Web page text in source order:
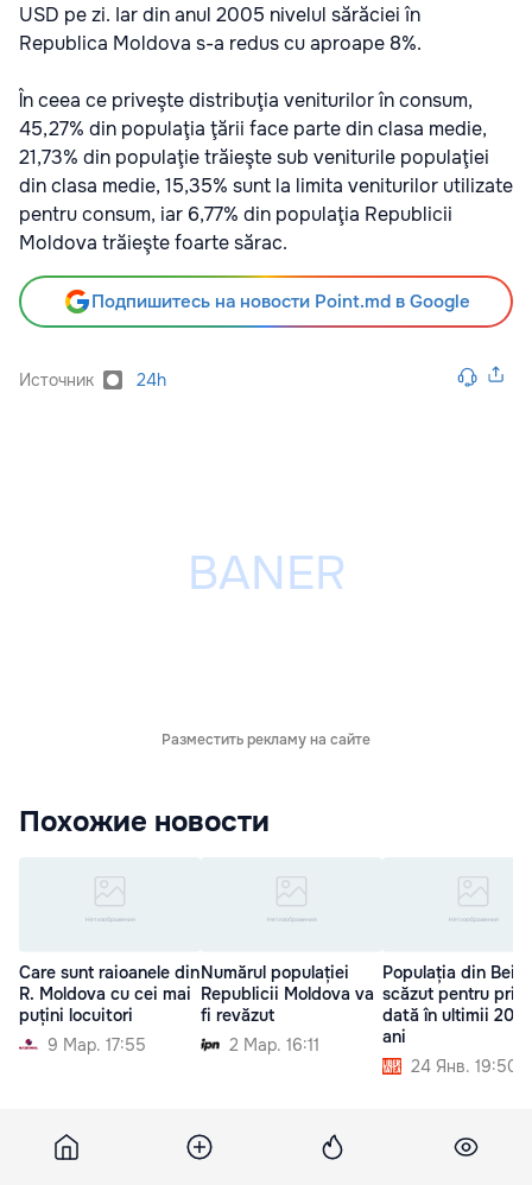
USD pe zi. Iar din anul 2005 nivelul sărăciei în
Republica Moldova s-a redus cu aproape 8%.
În ceea ce priveşte distribuţia veniturilor în consum,
45,27% din populaţia ţării face parte din clasa medie,
21,73% din populaţie trăieşte sub veniturile populaţiei
din clasa medie, 15,35% sunt la limita veniturilor utilizate
pentru consum, iar 6,77% din populaţia Republicii
Moldova trăieşte foarte sărac.
Подпишитесь на новости Point.md в Google
Источник 24h
Разместить рекламу на сайте
Похожие новости
Care sunt raioanele din
R. Moldova cu cei mai
puțini locuitori
9 Мар. 17:55
Numărul populației
Republicii Moldova va
fi revăzut
2 Мар. 16:11
Populația din
scăzut pentru
dată în ultimii 20
ani
24 Янв. 19:50